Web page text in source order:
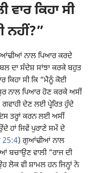
ਵਾਰ ਕਿਹਾ ਸੀ
ਨਹੀਂ?”
ਨਾਲ ਪਿਆਰ ਕਰਦੇ
ਦਾ ਸੰਦੇਸ਼ ਸਾਂਝਾ ਕਰਕੇ ਬਹੁਤ
ਕਿਹਾ ਸੀ ਕਿ “ਮੈਨੂੰ ਕੋਈ
ਨਾਲ ਪਿਆਰ ਹੋਣ ਕਰਕੇ ਅਸੀਂ
ਦੇਣ ਲਈ ਪ੍ਰੇਰਿਤ ਹੁੰਦੇ
ਤਰ੍ਹਾਂ ਕਰਨ ਲਈ ਅਸੀਂ
ਹਾਂ ਜਿਵੇਂ ਪੁਰਾਣੇ ਸਮੇਂ ਦੇ
25:4) ਗੁਆਂਢੀਆਂ ਨਾਲ
ਬਚਾਉਣ ਵਾਲੀ “ਰਾਜ ਦੀ
ਲੋਕ ਵੀ ਸ਼ਾਮਲ ਹਨ ਜਿਨ੍ਹਾਂ ਨੇ